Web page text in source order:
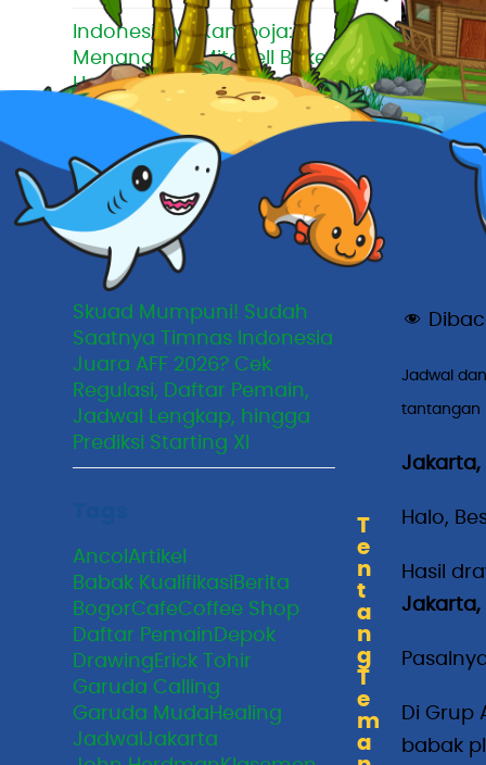
Jadwal
tantangan
Jakarta,
Halo,
Hasil
Jakarta,
Di Grup
babak
Indonesia vs Kamboja:
Menang 5-1! Mitchell Baker
Hattrick, Herdman Kecewa
dan Klasemen Terbaru AFF
Indonesia vs Kamboja
Malam Ini! Garuda Wajib
Menang, Begini Prediksi
Skor dan Susunan Pemain
Skuad Mumpuni! Sudah
Saatnya Timnas Indonesia
Juara AFF 2026? Cek
Regulasi, Daftar Pemain,
Jadwal Lengkap, hingga
Prediksi Starting XI
Ancol Artikel
Babak Kualifikasi Berita
BogorCafeCoffee Shop
Daftar Pemain Depok
Drawing Erick Tohir
Garuda Calling
Garuda Muda Healing
Jadwal Jakarta
T
e
n
t
a
n
g
T
e
m
a